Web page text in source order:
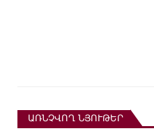
ԱՌՆՉՎՈՂ ՆՅՈՒԹԵՐ